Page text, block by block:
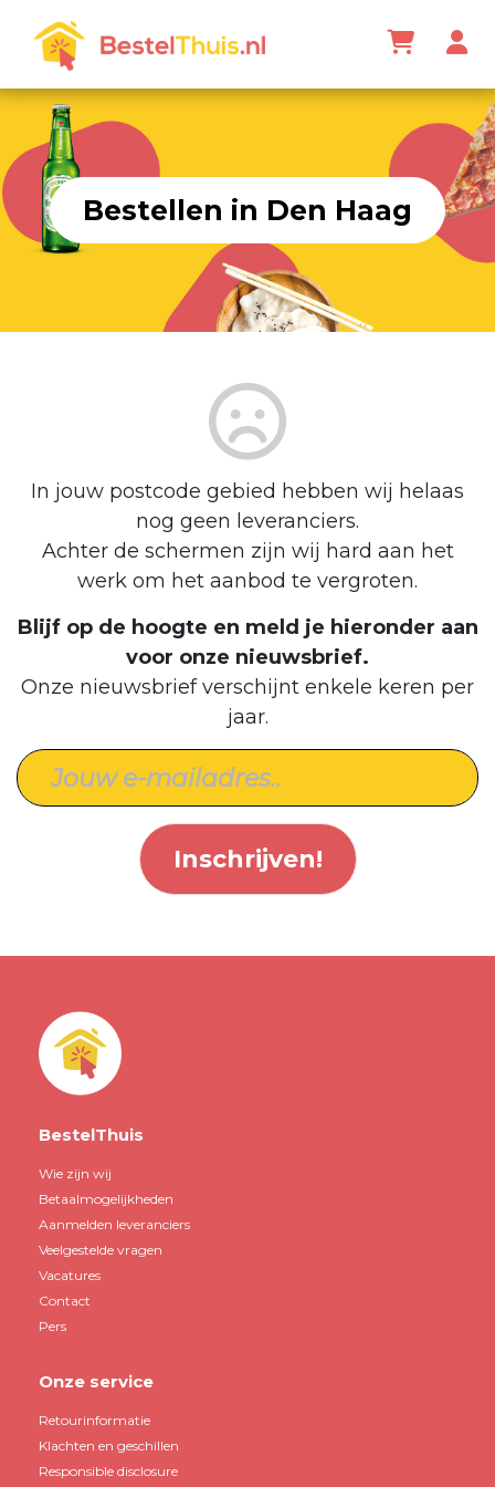
Bestellen in Den Haag
In jouw postcode gebied hebben wij helaas
nog geen leveranciers.
Achter de schermen zijn wij hard aan het
werk om het aanbod te vergroten.
Blijf op de hoogte en meld je hieronder aan
voor onze nieuwsbrief.
Onze nieuwsbrief verschijnt enkele keren per
jaar.
Inschrijven!
BestelThuis
Wie zijn wij
Betaalmogelijkheden
Aanmelden leveranciers
Veelgestelde vragen
Vacatures
Contact
Pers
Onze service
Retourinformatie
Klachten en geschillen
Responsible disclosure